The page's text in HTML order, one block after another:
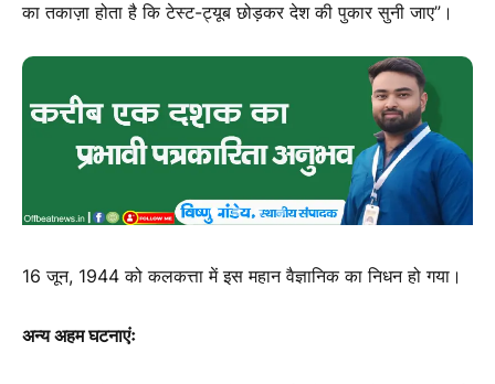
का तकाज़ा होता है कि टेस्ट-ट्यूब छोड़कर देश की पुकार सुनी जाए”।
16 जून, 1944 को कलकत्ता में इस महान वैज्ञानिक का निधन हो गया।
अन्य अहम घटनाएंः